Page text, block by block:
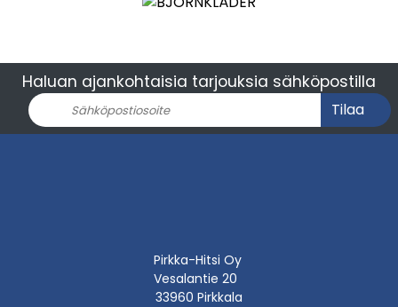
Haluan ajankohtaisia tarjouksia sähköpostilla
Tilaa
Pirkka-Hitsi Oy
Vesalantie 20
33960 Pirkkala